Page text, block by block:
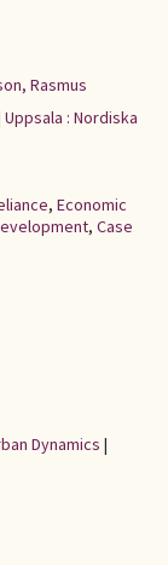
Rasmus
Uppsala : Nordiska
, Economic
, Case
Dynamics |